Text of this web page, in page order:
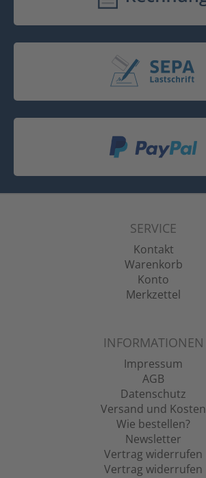
SERVICE
Kontakt
Warenkorb
Konto
Merkzettel
INFORMATIONEN
Impressum
AGB
Datenschutz
Versand und Kosten
Wie bestellen?
Newsletter
Vertrag widerrufen
Vertrag widerrufen